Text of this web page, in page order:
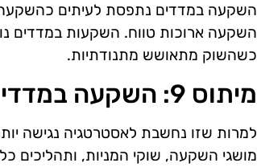
השקעה במדדים נתפסת לעיתים כהשקעה
השקעה ארוכות טווח. השקעות במדדים
כשהשוק מתאושש מתנודתיות.
מיתוס 9: השקעה במדדים אינה דורשת ידע פיננסי
למרות שזו נחשבת לאסטרטגיה נגישה
מושגי השקעה, שוקי המניות, ותהליכים